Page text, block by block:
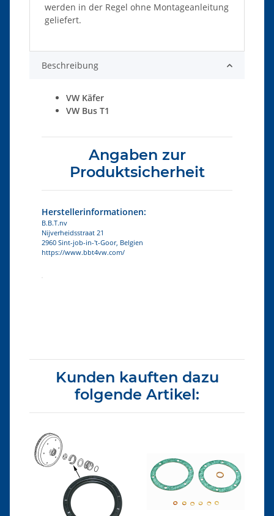
werden in der Regel ohne Montageanleitung
geliefert.
Beschreibung
VW Käfer
VW Bus T1
Angaben zur
Produktsicherheit
Herstellerinformationen:
B.B.T.nv
Nijverheidsstraat 21
2960 Sint-job-in-'t-Goor, Belgien
https://www.bbt4vw.com/
Kunden kauften dazu
folgende Artikel: